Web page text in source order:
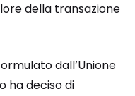
della transazione
dall’Unione
ha deciso di